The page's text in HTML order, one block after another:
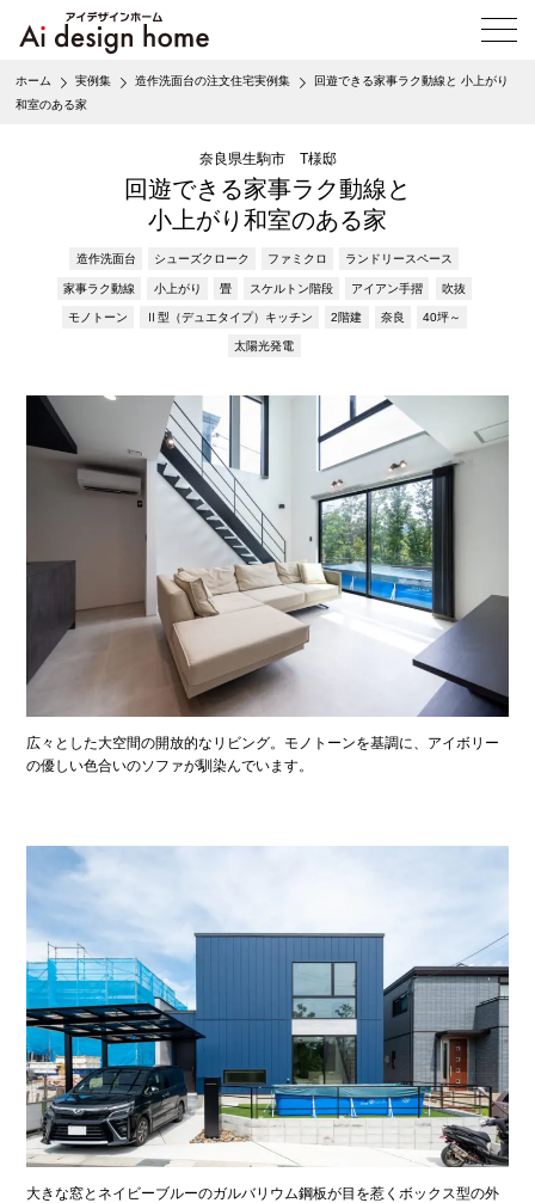
メ
ニ
ー
ホーム 実例集 造作洗面台の注文住宅実例集
回遊できる家事ラク動線と 小上がり
和室のある家
奈良県生駒市 T様邸
回遊できる家事ラク動線と
小上がり和室のある家
造作洗面台 シューズクローク ファミクロ ランドリースペース
家事ラク動線 小上がり 畳 スケルトン階段 アイアン手摺 吹抜
モノトーン Ⅱ型（デュエタイプ）キッチン 2階建 奈良 40坪～
太陽光発電
広々とした大空間の開放的なリビング。モノトーンを基調に、アイボリー
の優しい色合いのソファが馴染んでいます。
大きな窓とネイビーブルーのガルバリウム鋼板が目を惹くボックス型の外